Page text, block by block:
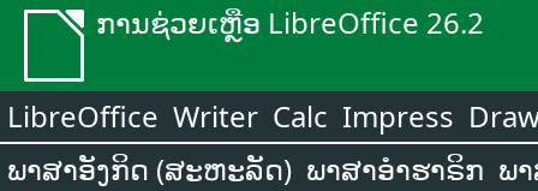
ການຊ່ວຍເຫຼືອ LibreOffice 26.2
LibreOffice Writer Calc Impress
ພາສາອັງກິດ (ສະຫະລັດ) ພາສາອຳຮາຣິກ ພ